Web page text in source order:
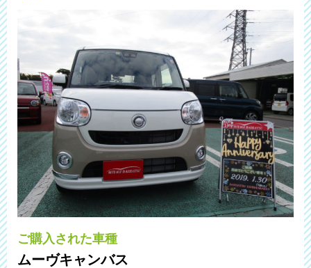
ご購入された車種
ムーヴキャンバス